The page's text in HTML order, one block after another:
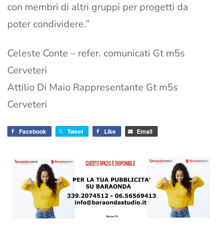
con membri di altri gruppi per progetti da
poter condividere.”
Celeste Conte – refer. comunicati Gt m5s
Cerveteri
Attilio Di Maio Rappresentante Gt m5s
Cerveteri
Facebook Tweet Like Email